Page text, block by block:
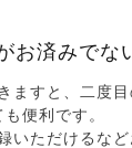
お済みでな
ますと、二度
も便利です。
いただけるな